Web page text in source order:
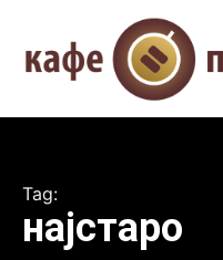
Tag:
најстаро